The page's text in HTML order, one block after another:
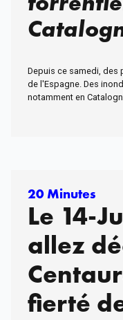
Depuis ce samedi, des
de l'Espagne. Des
notamment en
20 Minutes
Le 14-
allez
fierté